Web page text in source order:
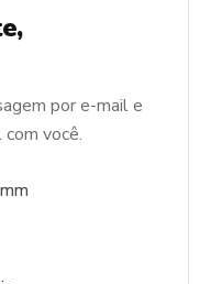
por e-mail e
você.